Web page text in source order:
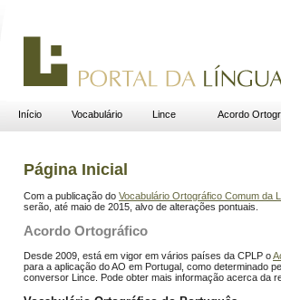
Início Vocabulário Lince Acordo
Página Inicial
Com a publicação do Vocabulário Ortográfico Comum da
serão, até maio de 2015, alvo de alterações pontuais.
Acordo Ortográfico
Desde 2009, está em vigor em vários países da CPLP o
para a aplicação do AO em Portugal, como determinado
conversor Lince. Pode obter mais informação acerca da